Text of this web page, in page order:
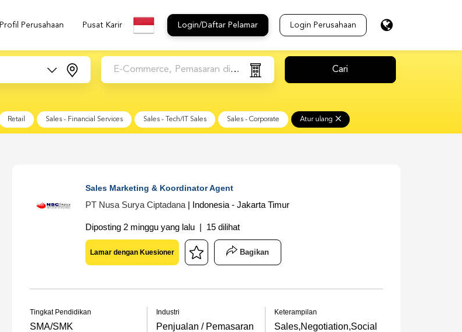
Profil Perusahaan Pusat Karir Login/Daftar Pelamar Login Perusahaan
E-Commerce, Pemasaran digital, Pemasaran/Business Development, Penjualan
Cari
Retail Sales - Financial Services Sales - Tech/IT Sales Sales - Corporate Atur ulang
Sales Marketing & Koordinator Agent
PT Nusa Surya Ciptadana| Indonesia - Jakarta Timur
Diposting 2 minggu yang lalu | 15 dilihat
Lamar dengan Kuesioner Bagikan
Tingkat Pendidikan
SMA/SMK
Industri
Penjualan / Pemasaran
Keterampilan
Sales,Negotiation,Social